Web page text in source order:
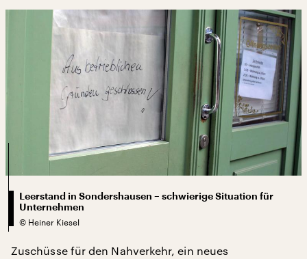
Leerstand in Sondershausen – schwierige Situation für
Unternehmen
© Heiner Kiesel
Zuschüsse für den Nahverkehr, ein neues